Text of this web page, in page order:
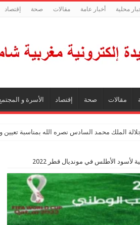
محلية أخبار عامة مقالات صحة إقتصاد
مقالات صحة إقتصاد الأسرة و
الملك محمد السادس نصره الله بمناسبة
لأسود الأطلس في مونديال قطر 2022